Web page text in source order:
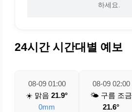
하세요.
24시간 시간대별 예보
08-09 01:00
☀️ 맑음 21.9°
0mm
08-09 02:00
🌤️ 구름 조금
21.6°